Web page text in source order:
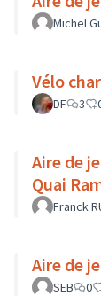
Michel
Vélo
DF 3
Aire de
Quai
Franck
Aire de
SEB 0